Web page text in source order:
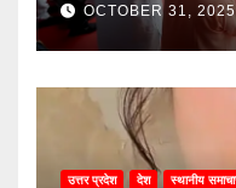
OCTOBER 31,
उत्तर प्रदेश देश स्थानीय